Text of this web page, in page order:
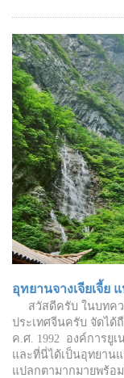
อุทยานจางเจียเจี้ย
สวัสดีครับ ในบทคว
ประเทศจีนครับ จัดได้
ค.ศ. 1992 องค์การยู
และที่นี่ได้เป็นอุทยาน
แปลกตามากมายพร้อ